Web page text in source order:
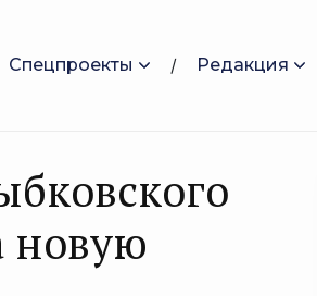
Спецпроекты Редакция
новую